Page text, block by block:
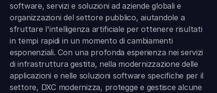
software, servizi e soluzioni ad aziende globali e
organizzazioni del settore pubblico, aiutandole a
sfruttare l'intelligenza artificiale per ottenere risultati
in tempi rapidi in un momento di cambiamenti
esponenziali. Con una profonda esperienza nei servizi
di infrastruttura gestita, nella modernizzazione delle
applicazioni e nelle soluzioni software specifiche per il
settore, DXC modernizza, protegge e gestisce alcune